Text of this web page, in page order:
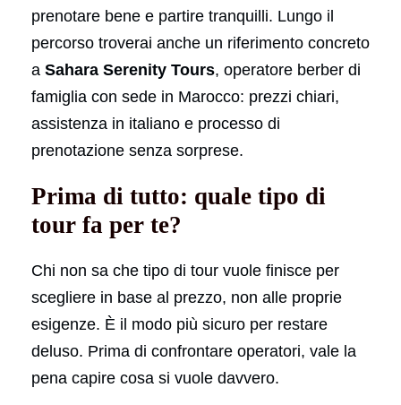
prenotare bene e partire tranquilli. Lungo il
percorso troverai anche un riferimento concreto
a Sahara Serenity Tours, operatore berber di
famiglia con sede in Marocco: prezzi chiari,
assistenza in italiano e processo di
prenotazione senza sorprese.
Prima di tutto: quale tipo di
tour fa per te?
Chi non sa che tipo di tour vuole finisce per
scegliere in base al prezzo, non alle proprie
esigenze. È il modo più sicuro per restare
deluso. Prima di confrontare operatori, vale la
pena capire cosa si vuole davvero.